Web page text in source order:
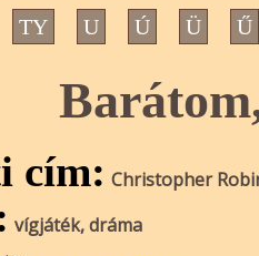
TY U Ú Ü Ű
cím: Christopher
vígjáték, dráma